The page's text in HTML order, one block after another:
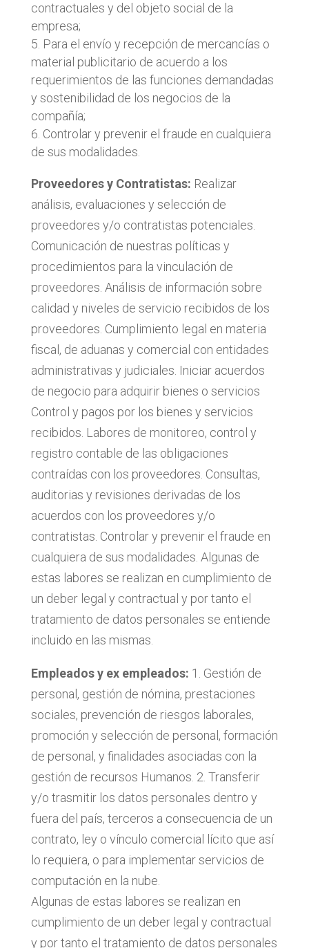
contractuales y del objeto social de la
empresa;
Para el envío y recepción de mercancías o
material publicitario de acuerdo a los
requerimientos de las funciones demandadas
y sostenibilidad de los negocios de la
compañía;
Controlar y prevenir el fraude en cualquiera
de sus modalidades.
Proveedores y Contratistas: Realizar
análisis, evaluaciones y selección de
proveedores y/o contratistas potenciales.
Comunicación de nuestras políticas y
procedimientos para la vinculación de
proveedores. Análisis de información sobre
calidad y niveles de servicio recibidos de los
proveedores. Cumplimiento legal en materia
fiscal, de aduanas y comercial con entidades
administrativas y judiciales. Iniciar acuerdos
de negocio para adquirir bienes o servicios
Control y pagos por los bienes y servicios
recibidos. Labores de monitoreo, control y
registro contable de las obligaciones
contraídas con los proveedores. Consultas,
auditorias y revisiones derivadas de los
acuerdos con los proveedores y/o
contratistas. Controlar y prevenir el fraude en
cualquiera de sus modalidades. Algunas de
estas labores se realizan en cumplimiento de
un deber legal y contractual y por tanto el
tratamiento de datos personales se entiende
incluido en las mismas.
Empleados y ex empleados: 1. Gestión de
personal, gestión de nómina, prestaciones
sociales, prevención de riesgos laborales,
promoción y selección de personal, formación
de personal, y finalidades asociadas con la
gestión de recursos Humanos. 2. Transferir
y/o trasmitir los datos personales dentro y
fuera del país, terceros a consecuencia de un
contrato, ley o vínculo comercial lícito que así
lo requiera, o para implementar servicios de
computación en la nube.
Algunas de estas labores se realizan en
cumplimiento de un deber legal y contractual
y por tanto el tratamiento de datos personales